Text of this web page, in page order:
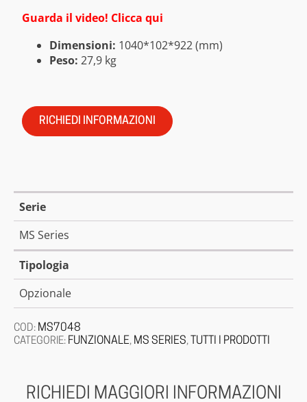
Guarda il video! Clicca qui
Dimensioni: 1040*102*922 (mm)
Peso: 27,9 kg
RICHIEDI INFORMAZIONI
Serie
MS Series
Tipologia
Opzionale
COD: MS7048
CATEGORIE: FUNZIONALE, MS SERIES, TUTTI I PRODOTTI
RICHIEDI MAGGIORI INFORMAZIONI